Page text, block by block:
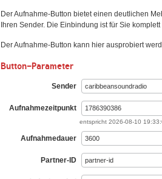
Der Aufnahme-Button bietet einen deutlichen
Ihren Sender. Die Einbindung ist für Sie
Der Aufnahme-Button kann hier ausprobiert
Button-Parameter
Sender
Aufnahmezeitpunkt
entspricht 2026-08-10
Aufnahmedauer
Partner-ID